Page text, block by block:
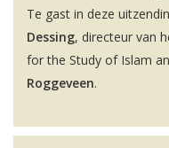
Te gast in deze
Dessing, directeur van
for the Study of Islam
Roggeveen.